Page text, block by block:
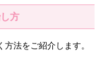
方
法をご紹介します。